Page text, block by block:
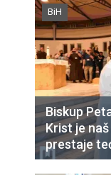
BiH
Biskup
Krist je
prestaje